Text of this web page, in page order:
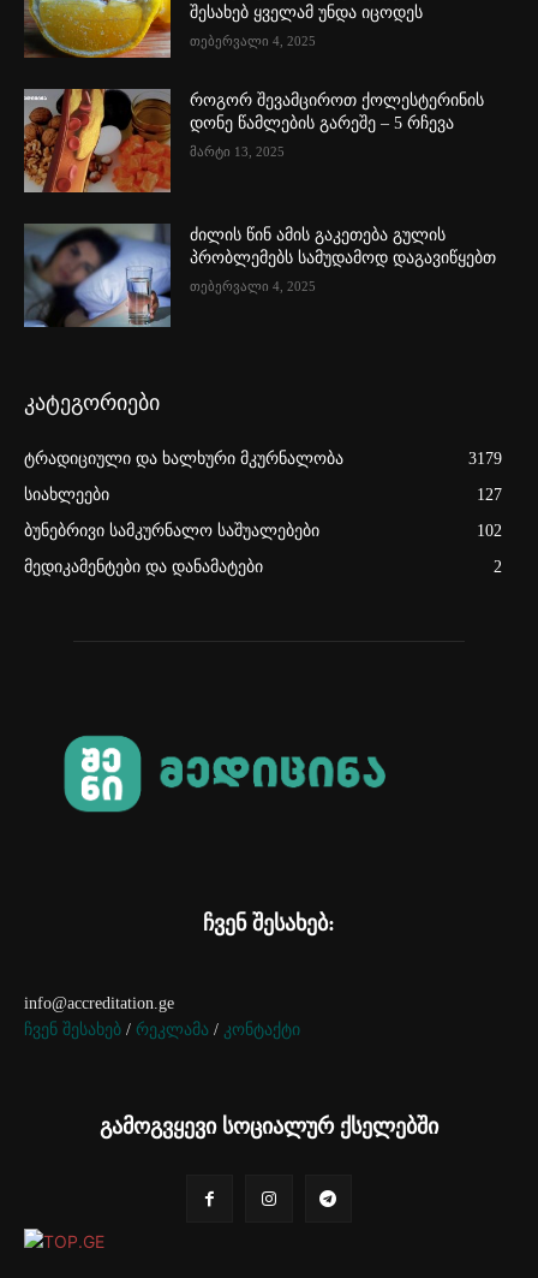
შესახებ ყველამ უნდა იცოდეს
თებერვალი 4, 2025
როგორ შევამციროთ ქოლესტერინის
დონე წამლების გარეშე – 5 რჩევა
მარტი 13, 2025
ძილის წინ ამის გაკეთება გულის
პრობლემებს სამუდამოდ დაგავიწყებთ
თებერვალი 4, 2025
კატეგორიები
ტრადიციული და ხალხური მკურნალობა
3179
სიახლეები
127
ბუნებრივი სამკურნალო საშუალებები
102
მედიკამენტები და დანამატები
2
ჩვენ შესახებ:
info@accreditation.ge
ჩვენ შესახებ / რეკლამა / კონტაქტი
გამოგვყევი სოციალურ ქსელებში